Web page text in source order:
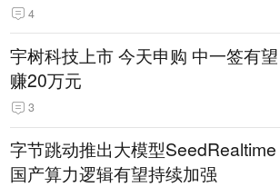
4
宇树科技上市 今天申购 中一签有望
赚20万元
3
字节跳动推出大模型SeedRealtime
国产算力逻辑有望持续加强